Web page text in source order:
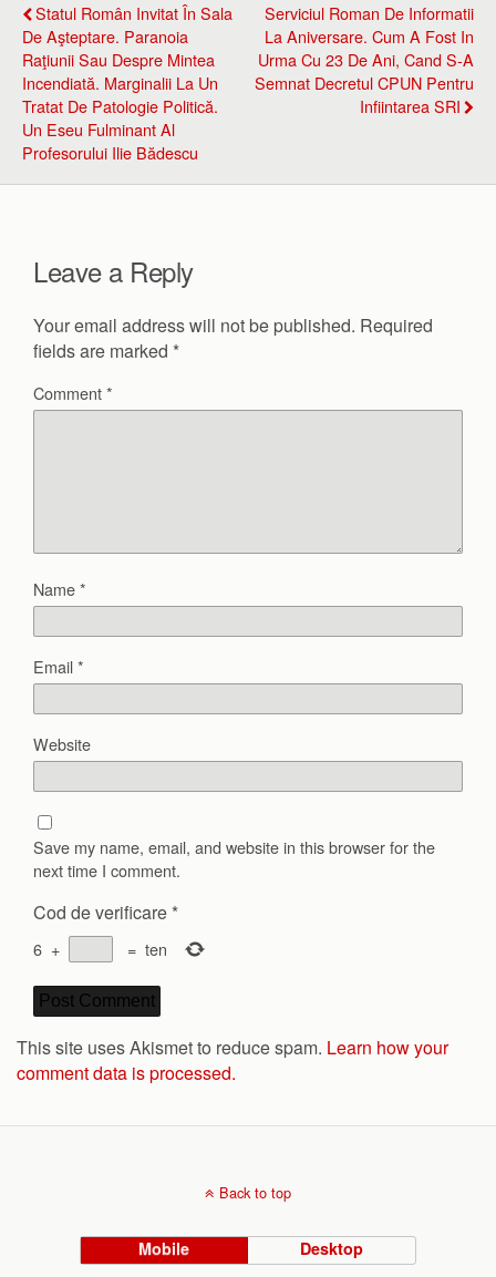
Statul Român Invitat În Sala
De Aşteptare. Paranoia
Raţiunii Sau Despre Mintea
Incendiată. Marginalii La Un
Tratat De Patologie Politică.
Un Eseu Fulminant Al
Profesorului Ilie Bădescu
Serviciul Roman De Informatii
La Aniversare. Cum A Fost In
Urma Cu 23 De Ani, Cand S-A
Semnat Decretul CPUN Pentru
Infiintarea SRI
Leave a Reply
Your email address will not be published. Required
fields are marked *
Comment*
Name*
Email*
Website
Save my name, email, and website in this browser for the
next time I comment.
Cod de verificare *
6 + = ten
This site uses Akismet to reduce spam. Learn how your
comment data is processed.
Back to top
Mobile Desktop